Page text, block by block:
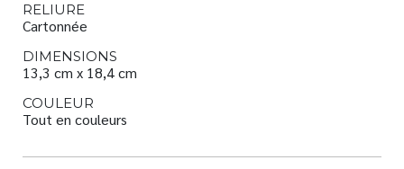
RELIURE
Cartonnée
DIMENSIONS
13,3 cm x 18,4 cm
COULEUR
Tout en couleurs